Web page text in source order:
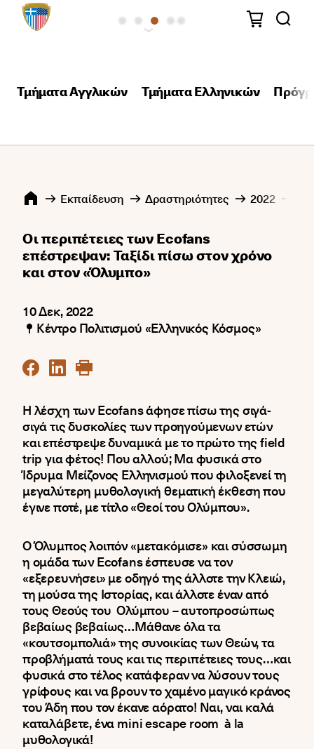
Τμήματα Αγγλικών Τμήματα Ελληνικών
Εκπαίδευση Δραστηριότητες 2022
Οι περιπέτειες των Ecofans
επέστρεψαν: Ταξίδι πίσω στον χρόνο
και στον «Όλυμπο»
10 Δεκ, 2022
Κέντρο Πολιτισμού «Ελληνικός Κόσμος»
Η λέσχη των Ecofans άφησε πίσω της σιγά-
σιγά τις δυσκολίες των προηγούμενων ετών
και επέστρεψε δυναμικά με το πρώτο της field
trip για φέτος! Που αλλού; Μα φυσικά στο
Ίδρυμα Μείζονος Ελληνισμού που φιλοξενεί τη
μεγαλύτερη μυθολογική θεματική έκθεση που
έγινε ποτέ, με τίτλο «Θεοί του Ολύμπου».
Ο Όλυμπος λοιπόν «μετακόμισε» και σύσσωμη
η ομάδα των Ecofans έσπευσε να τον
«εξερευνήσει» με οδηγό της άλλοτε την Κλειώ,
τη μούσα της Ιστορίας, και άλλοτε έναν από
τους Θεούς του Ολύμπου – αυτοπροσώπως
βεβαίως βεβαίως…Μάθανε όλα τα
«κουτσομπολιά» της συνοικίας των Θεών, τα
προβλήματά τους και τις περιπέτειες τους…και
φυσικά στο τέλος κατάφεραν να λύσουν τους
γρίφους και να βρουν το χαμένο μαγικό κράνος
του Άδη που τον έκανε αόρατο! Ναι, ναι καλά
καταλάβετε, ένα mini escape room à la
μυθολογικά!